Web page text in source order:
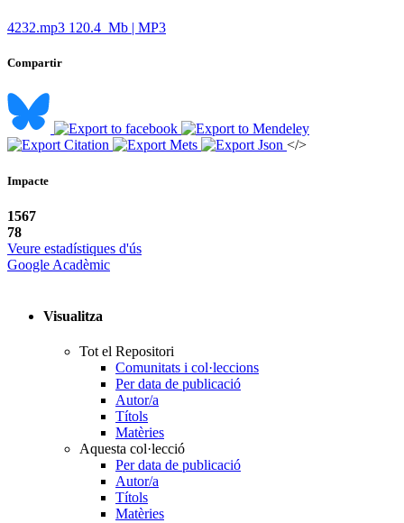
4232.mp3 120.4 Mb | MP3
Compartir
</>
Impacte
1567
78
Veure estadístiques d'ús
Google Acadèmic
Visualitza
Tot el Repositori
Comunitats i col·leccions
Per data de publicació
Autor/a
Títols
Matèries
Aquesta col·lecció
Per data de publicació
Autor/a
Títols
Matèries